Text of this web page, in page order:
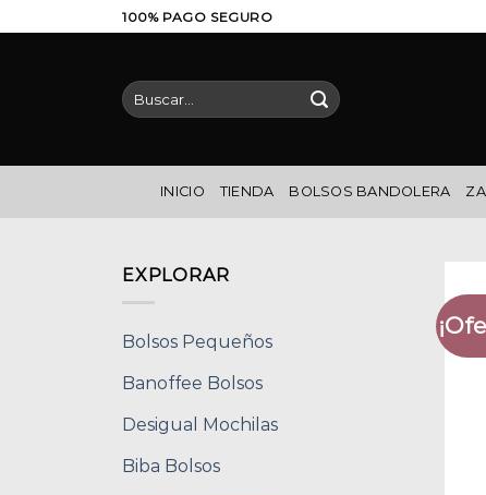
al
100% PAGO SEGURO
Buscar
por:
INICIO TIENDA BOLSOS BANDOLERA
EXPLORAR
Bolsos Pequeños
Banoffee Bolsos
Desigual Mochilas
Biba Bolsos